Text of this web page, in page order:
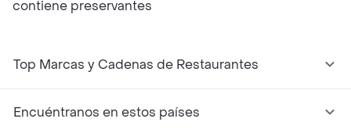
contiene preservantes
Top Marcas y Cadenas de Restaurantes
Encuéntranos en estos países